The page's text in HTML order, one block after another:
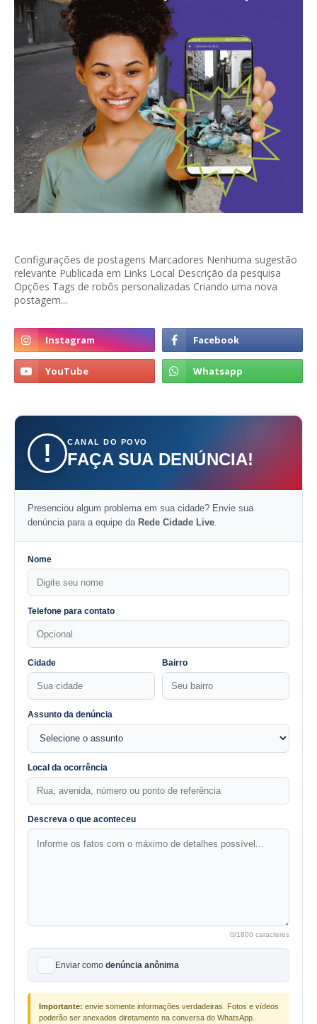
Configurações de postagens Marcadores Nenhuma sugestão
relevante Publicada em Links Local Descrição da pesquisa
Opções Tags de robôs personalizadas Criando uma nova
postagem...
! CANAL DO POVO
FAÇA SUA DENÚNCIA!
Presenciou algum problema em sua cidade? Envie sua
denúncia para a equipe da Rede Cidade Live.
Nome
Telefone para contato
Cidade Bairro
Assunto da denúncia
Local da ocorrência
Descreva o que aconteceu
0/1800 caracteres
Enviar como denúncia anônima
Importante: envie somente informações verdadeiras. Fotos e vídeos
poderão ser anexados diretamente na conversa do WhatsApp.